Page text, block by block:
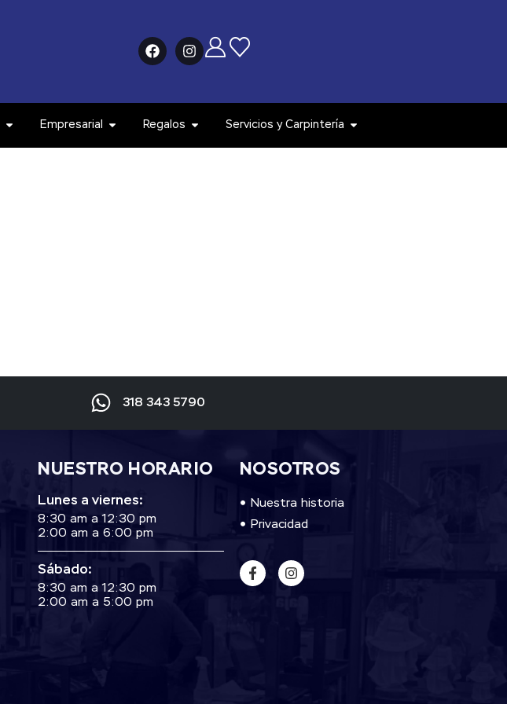
Empresarial Regalos Servicios y Carpintería
318 343 5790
NOSOTROS
Nuestra historia
Privacidad
NUESTRO HORARIO
Lunes a viernes:
8:30 am a 12:30 pm
2:00 am a 6:00 pm
Sábado:
8:30 am a 12:30 pm
2:00 am a 5:00 pm